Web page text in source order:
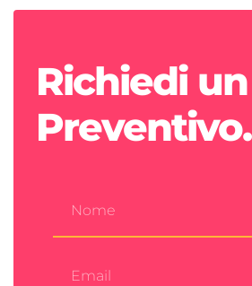
Richiedi un
Preventivo.